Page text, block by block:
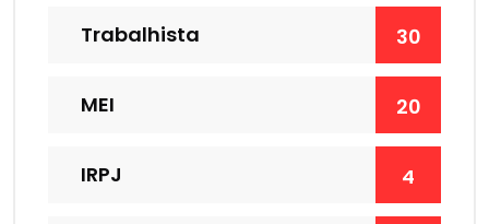
Trabalhista 30
MEI 20
IRPJ 4